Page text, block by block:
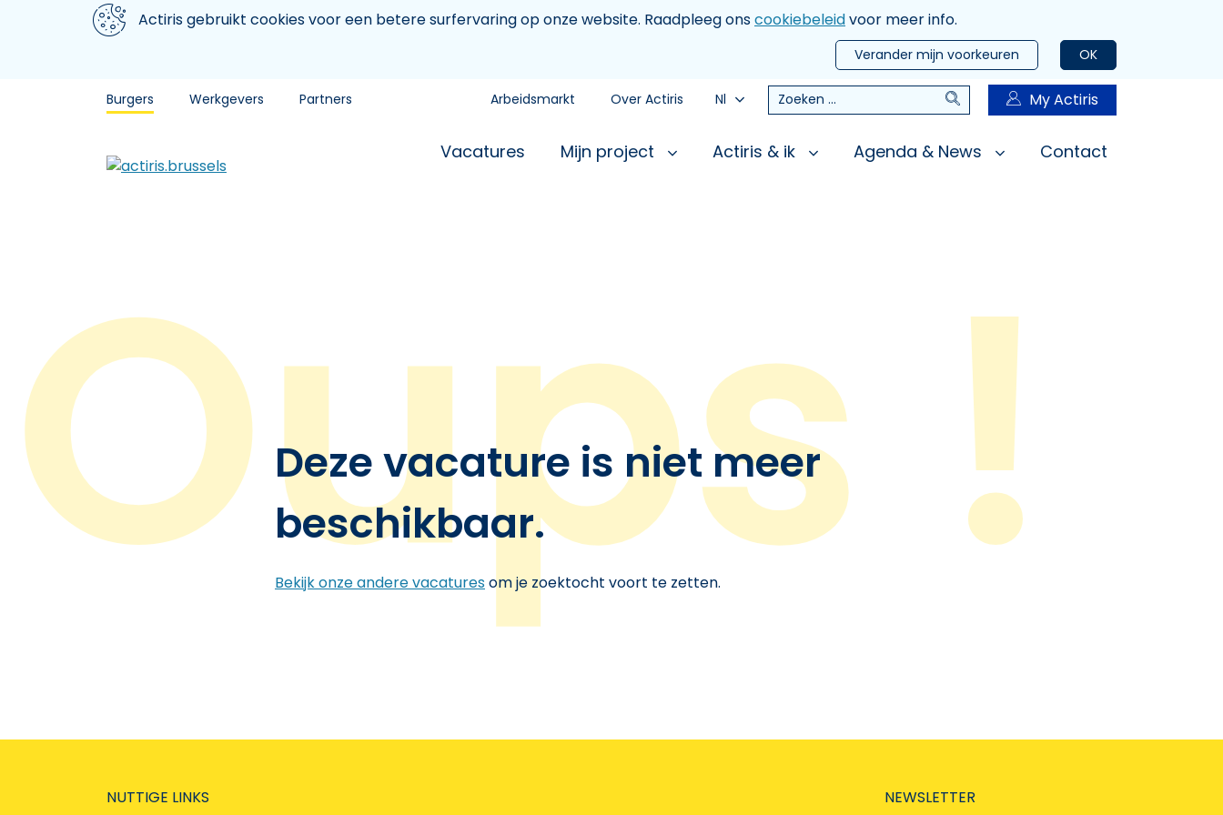
Aller au contenu principal
We gebruiken cookiesActiris gebruikt cookies voor een betere surfervaring op onze website. Raadpleeg onscookiebeleidvoor meer info.
OK
Verander mijn voorkeuren
Burgers Werkgevers Partners Arbeidsmarkt Over Actiris Nl Zoeken Zoeken My Actiris
Vacatures Mijn project Actiris & ik Agenda & News Contact
Deze vacature is niet meer
beschikbaar.
Bekijk onze andere vacaturesom je zoektocht voort te zetten.
NUTTIGE LINKS NEWSLETTER